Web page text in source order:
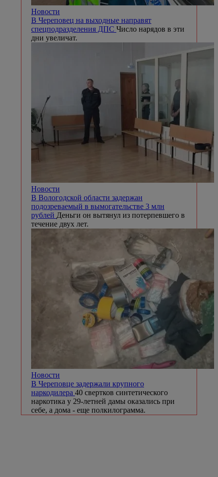
Новости
В Череповец на выходные направят
спецподразделения ДПС Число нарядов в эти
дни увеличат.
Новости
В Вологодской области задержан
подозреваемый в вымогательстве 3 млн
рублей Деньги он вытянул из потерпевшего в
течение двух лет.
Новости
В Череповце задержали крупного
наркодилера 40 свертков синтетического
наркотика у 29-летней дамы оказались при
себе, а дома - еще полкилограмма.